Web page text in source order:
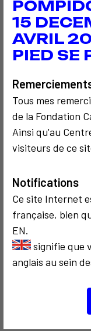
15
AVRIL
PIED SE
Tous mes
de la Fondation
Ainsi qu'au
visiteurs de ce
Notifications
Ce site Internet
française, bien
EN.
signifie que
anglais au sein
COMMUNICATION
CRITIQUE ET ÉTHIQUE
1979
Libé œuvre
COMMUNICATION
CRITIQUE ET ÉTHIQUE
1995
De